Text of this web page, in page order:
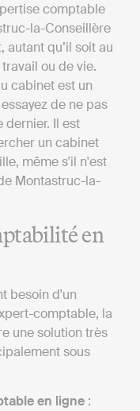
comptable
la-Conseillère
qu’il soit au
ou de vie.
cabinet est un
de ne pas
dernier. Il est
un cabinet
même s'il n'est
Montastruc-la-
en
besoin d'un
comptable, la
une solution très
sous
en ligne :